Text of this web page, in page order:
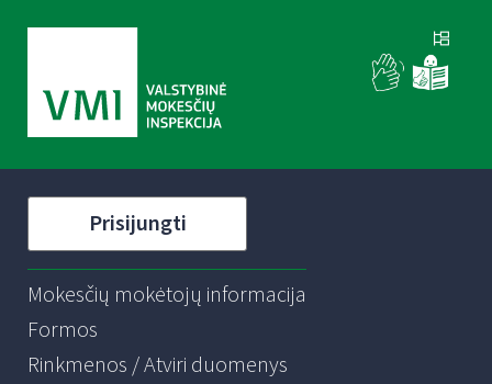
Prisijungti
Mokesčių mokėtojų informacija
Formos
Rinkmenos / Atviri duomenys